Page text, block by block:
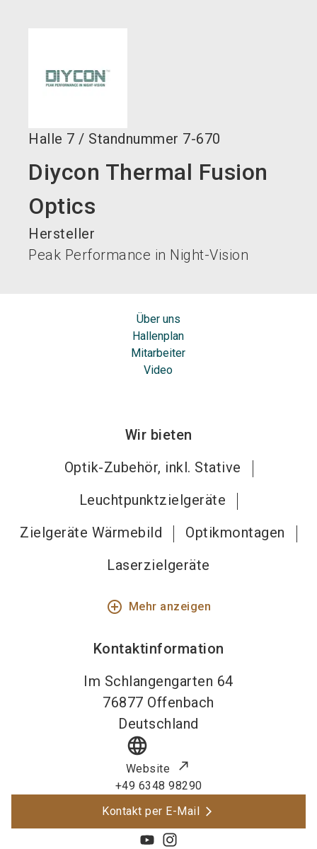
Halle 7 / Standnummer 7-670
Diycon Thermal Fusion
Optics
Hersteller
Peak Performance in Night-Vision
Über uns
Hallenplan
Mitarbeiter
Video
Wir bieten
Optik-Zubehör, inkl. Stative
Leuchtpunktzielgeräte
Zielgeräte Wärmebild
Optikmontagen
Laserzielgeräte
add_circle_outline Mehr anzeigen
Kontaktinformation
Im Schlangengarten 64
76877 Offenbach
Deutschland
language
Website
+49 6348 98290
Kontakt per E-Mail